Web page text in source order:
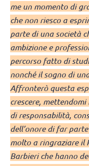
me un momento di
che non riesco a
parte di una società
ambizione e
percorso fatto di
nonché il sogno di
Affronterò questa
crescere,
di responsabilità,
dell’onore di far
molto a ringraziare il
Barbieri che hanno